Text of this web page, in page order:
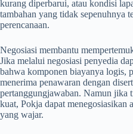
kurang diperbarui, atau kondisi
tambahan yang tidak sepenuhnya
perencanaan.
Negosiasi membantu
Jika melalui negosiasi penyedia
bahwa komponen biayanya logis,
menerima penawaran dengan
pertanggungjawaban. Namun jika
kuat, Pokja dapat menegosiasikan
yang wajar.